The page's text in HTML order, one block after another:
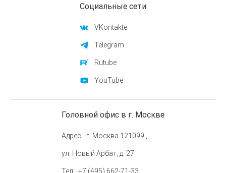
Социальные сети
VKontakte
Telegram
Rutube
YouTube
Головной офис в г. Москве
Адрес
г. Москва 121099 ,
ул. Новый Арбат, д. 27
Тел
+7 (495) 662-71-33